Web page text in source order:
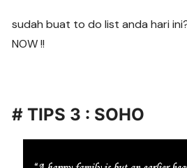
sudah buat to do list anda hari
NOW !!
# TIPS 3 : SOHO